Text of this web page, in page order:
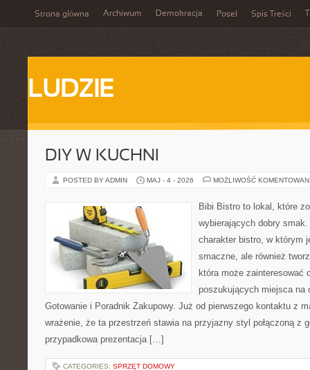
Strona główna Archiwum Demokracja Poseł Spis Treści
LUDZIE
DIY W KUCHNI
POSTED BY ADMIN MAJ - 4 - 2026 MOŻLIWOŚĆ
Bibi Bistro to lokal, które
wybierających dobry
charakter bistro, w którym
smaczne, ale również
która może zainteresować
poszukujących miejsca na
Gotowanie i Poradnik Zakupowy. Już od pierwszego kontaktu z
wrażenie, że ta przestrzeń stawia na przyjazny styl połączoną z
przypadkowa prezentacja […]
CATEGORIES: SPRZĘT DOMOWY